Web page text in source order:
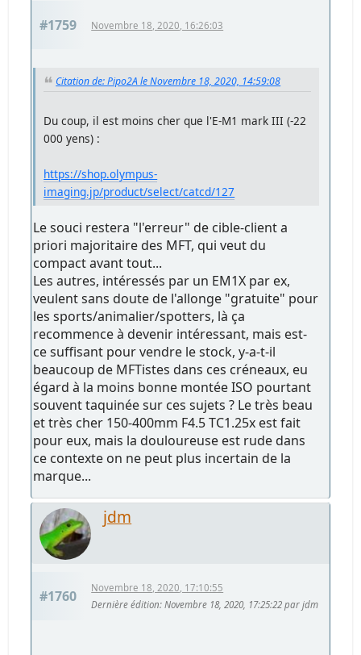
#1759 Novembre 18, 2020, 16:26:03
Citation de: Pipo2A le Novembre 18, 2020, 14:59:08
Du coup, il est moins cher que l'E-M1 mark III (-22
000 yens) :
https://shop.olympus-
imaging.jp/product/select/catcd/127
Le souci restera "l'erreur" de cible-client a
priori majoritaire des MFT, qui veut du
compact avant tout...
Les autres, intéressés par un EM1X par ex,
veulent sans doute de l'allonge "gratuite" pour
les sports/animalier/spotters, là ça
recommence à devenir intéressant, mais est-
ce suffisant pour vendre le stock, y-a-t-il
beaucoup de MFTistes dans ces créneaux, eu
égard à la moins bonne montée ISO pourtant
souvent taquinée sur ces sujets ? Le très beau
et très cher 150-400mm F4.5 TC1.25x est fait
pour eux, mais la douloureuse est rude dans
ce contexte on ne peut plus incertain de la
marque...
jdm
#1760
Novembre 18, 2020, 17:10:55
Dernière édition: Novembre 18, 2020, 17:25:22 par jdm